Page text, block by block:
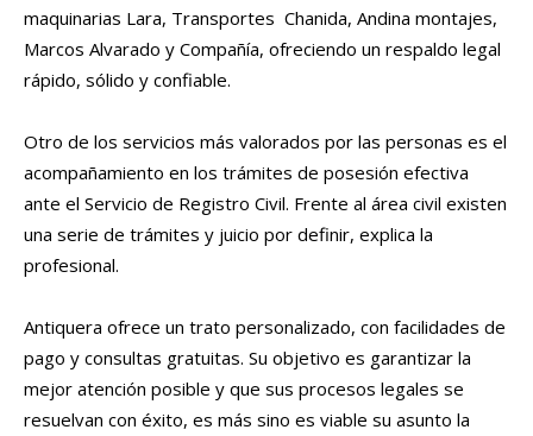
maquinarias Lara, Transportes Chanida, Andina montajes,
Marcos Alvarado y Compañía, ofreciendo un respaldo legal
rápido, sólido y confiable.
Otro de los servicios más valorados por las personas es el
acompañamiento en los trámites de posesión efectiva
ante el Servicio de Registro Civil. Frente al área civil existen
una serie de trámites y juicio por definir, explica la
profesional.
Antiquera ofrece un trato personalizado, con facilidades de
pago y consultas gratuitas. Su objetivo es garantizar la
mejor atención posible y que sus procesos legales se
resuelvan con éxito, es más sino es viable su asunto la